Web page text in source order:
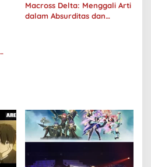
Macross Delta: Menggali Arti
dalam Absurditas dan